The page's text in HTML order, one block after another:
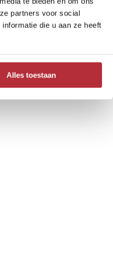
partners voor social
die u aan ze heeft
Alles toestaan